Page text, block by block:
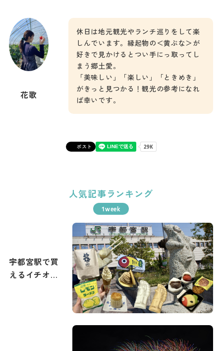
花歌
休日は地元観光やランチ巡りをして楽
しんでいます。縁起物の＜黄ぶな＞が
好きで見かけるとつい手にっ取ってし
まう郷土愛。
「美味しい」「楽しい」「ときめき」
がきっと見つかる！観光の参考になれ
ば幸いです。
人気記事ランキング
宇都宮駅で買
えるイチオシ
ポスト